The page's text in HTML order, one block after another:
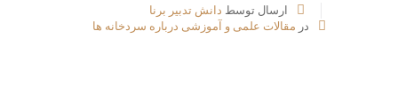
ارسال توسط دانش تدبیر برنا
در مقالات علمی و آموزشی درباره سردخانه ها